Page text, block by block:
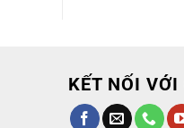
KẾT NỐI VỚI